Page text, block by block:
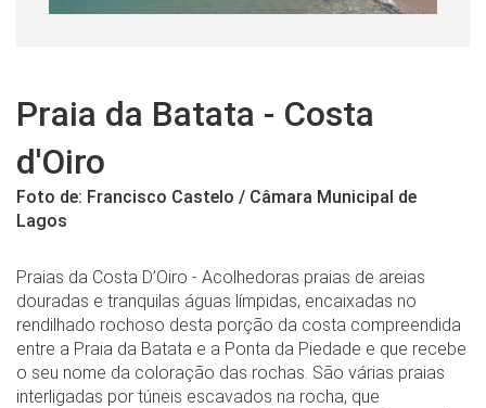
Praia da Batata - Costa
d'Oiro
Foto de: Francisco Castelo / Câmara Municipal de
Lagos
Praias da Costa D’Oiro - Acolhedoras praias de areias
douradas e tranquilas águas límpidas, encaixadas no
rendilhado rochoso desta porção da costa compreendida
entre a Praia da Batata e a Ponta da Piedade e que recebe
o seu nome da coloração das rochas. São várias praias
interligadas por túneis escavados na rocha, que